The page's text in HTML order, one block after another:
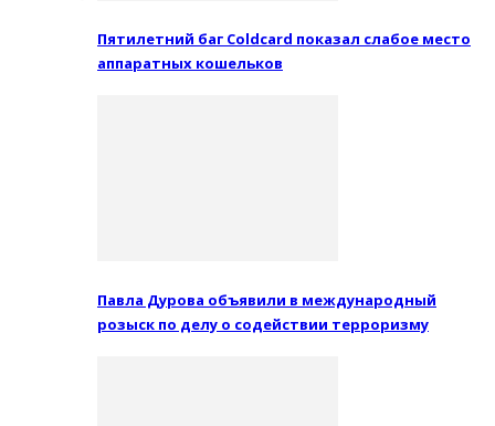
Пятилетний баг Coldcard показал слабое место
аппаратных кошельков
Павла Дурова объявили в международный
розыск по делу о содействии терроризму